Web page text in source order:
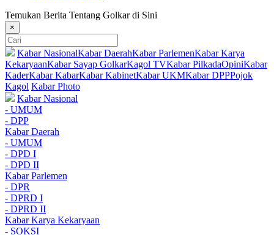
Temukan Berita Tentang Golkar di Sini
×
Kabar NasionalKabar DaerahKabar ParlemenKabar Karya
KekaryaanKabar Sayap GolkarKagol TVKabar PilkadaOpiniKabar
KaderKabar KabarKabar KabinetKabar UKMKabar DPPPojok
Kagol Kabar Photo
Kabar Nasional
- UMUM
- DPP
Kabar Daerah
- UMUM
- DPD I
- DPD II
Kabar Parlemen
- DPR
- DPRD I
- DPRD II
Kabar Karya Kekaryaan
- SOKSI